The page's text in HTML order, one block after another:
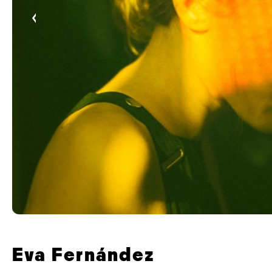
‹
Eva Fernández